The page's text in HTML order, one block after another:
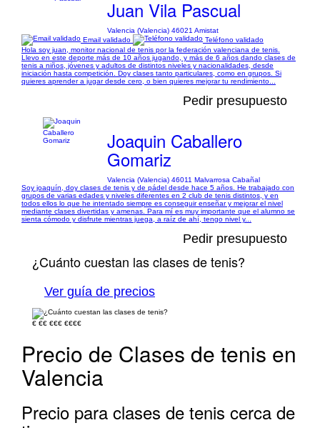
Juan Vila Pascual
Valencia (Valencia) 46021 Amistat
Email validado
Teléfono validado
Hola soy juan, monitor nacional de tenis por la federación valenciana de tenis.
Llevo en este deporte más de 10 años jugando, y más de 6 años dando clases de
tenis a niños, jóvenes y adultos de distintos niveles y nacionalidades, desde
iniciación hasta competición. Doy clases tanto particulares, como en grupos. Si
quieres aprender a jugar desde cero, o bien quieres mejorar tu rendimiento...
Pedir presupuesto
Joaquin Caballero
Gomariz
Valencia (Valencia) 46011 Malvarrosa Cabañal
Soy joaquín, doy clases de tenis y de pádel desde hace 5 años. He trabajado con
grupos de varias edades y niveles diferentes en 2 club de tenis distintos, y en
todos ellos lo que he intentado siempre es conseguir enseñar y mejorar el nivel
mediante clases divertidas y amenas. Para mí es muy importante que el alumno se
sienta cómodo y disfrute mientras juega, a raíz de ahí, tengo nivel y...
Pedir presupuesto
¿Cuánto cuestan las clases de tenis?
Ver guía de precios
€ €€ €€€ €€€€
Precio de Clases de tenis en
Valencia
Precio para clases de tenis cerca de